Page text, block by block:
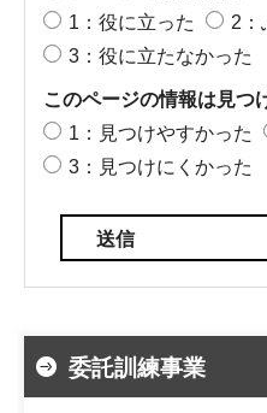
1：役に立った
2：
3：役に立たなかった
このページの情報は見つ
1：見つけやすかった
3：見つけにくかった
委託訓練事業